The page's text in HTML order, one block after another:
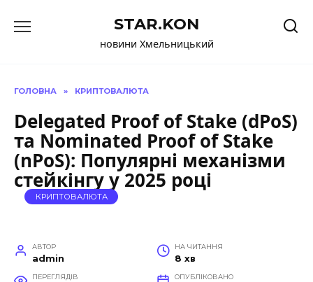
до
STAR.KON
новини Хмельницький
ГОЛОВНА » КРИПТОВАЛЮТА
Delegated Proof of Stake (dPoS)
та Nominated Proof of Stake
(nPoS): Популярні механізми
стейкінгу у 2025 році
КРИПТОВАЛЮТА
АВТОР
admin
НА ЧИТАННЯ
8 хв
ПЕРЕГЛЯДІВ ОПУБЛІКОВАНО